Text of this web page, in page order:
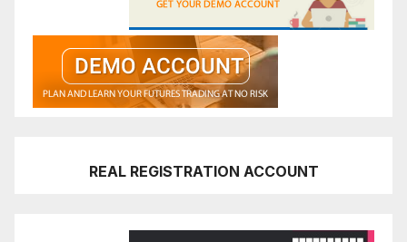
REAL REGISTRATION ACCOUNT